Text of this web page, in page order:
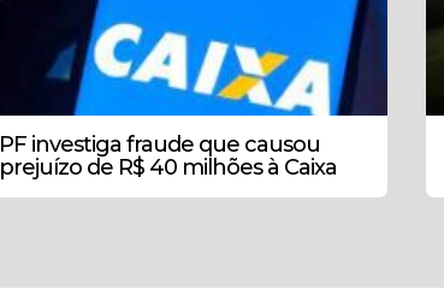
PF investiga fraude que causou
prejuízo de R$ 40 milhões à Caixa